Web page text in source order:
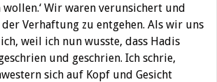
wollen.‘ Wir waren verunsichert und
Verhaftung zu entgehen. Als wir uns
weil ich nun wusste, dass Hadis
und geschrien. Ich schrie,
sich auf Kopf und Gesicht